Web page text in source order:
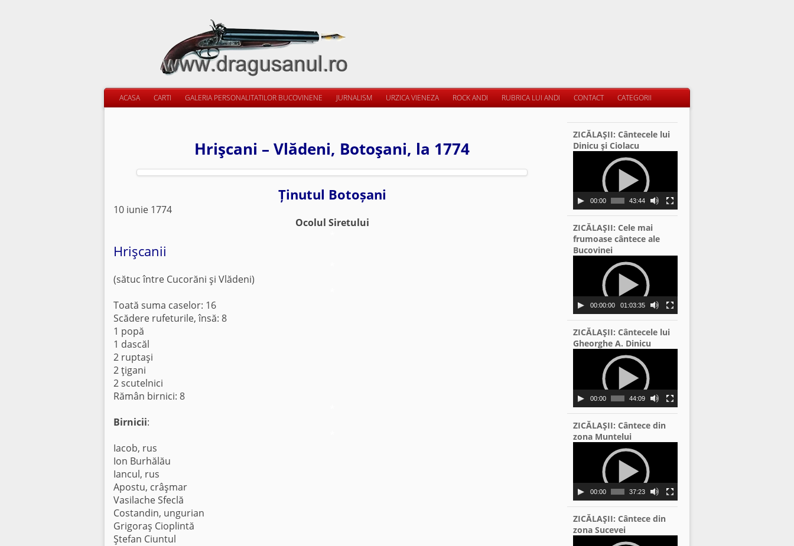
ACASA CARTI GALERIA PERSONALITATILOR BUCOVINENE JURNALISM URZICA VIENEZA ROCK ANDI RUBRICA LUI ANDI CONTACT CATEGORII
Hrişcani – Vlădeni, Botoşani, la 1774
Ținutul Botoșani
10 iunie 1774
Ocolul Siretului
Hrişcanii
(sătuc între Cucorăni şi Vlădeni)
Toată suma caselor: 16
Scădere rufeturile, însă: 8
1 popă
1 dascăl
2 ruptaşi
2 ţigani
2 scutelnici
Rămân birnici: 8
Birnicii:
Iacob, rus
Ion Burhălău
Iancul, rus
Apostu, crâşmar
Vasilache Sfeclă
Costandin, ungurian
Grigoraş Cioplintă
Ştefan Ciuntul
ZICĂLAŞII: Cântecele lui
Dinicu şi Ciolacu
00:00 43:44
ZICĂLAŞII: Cele mai
frumoase cântece ale
Bucovinei
00:00:00 01:03:35
ZICĂLAŞII: Cântecele lui
Gheorghe A. Dinicu
00:00 44:09
ZICĂLAŞII: Cântece din
zona Muntelui
00:00 37:23
ZICĂLAŞII: Cântece din
zona Sucevei